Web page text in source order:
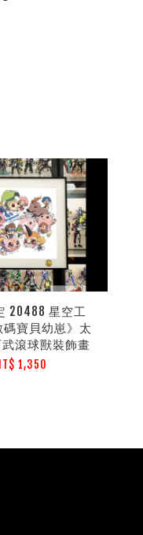
20488 星空工
寶貝幼崽》太
滾球獸裝飾畫
1,350